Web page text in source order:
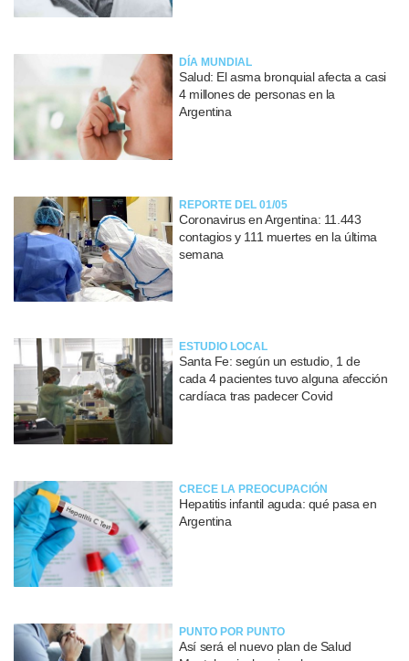
DÍA MUNDIAL
Salud: El asma bronquial afecta a casi
4 millones de personas en la
Argentina
REPORTE DEL 01/05
Coronavirus en Argentina: 11.443
contagios y 111 muertes en la última
semana
ESTUDIO LOCAL
Santa Fe: según un estudio, 1 de
cada 4 pacientes tuvo alguna afección
cardíaca tras padecer Covid
CRECE LA PREOCUPACIÓN
Hepatitis infantil aguda: qué pasa en
Argentina
PUNTO POR PUNTO
Así será el nuevo plan de Salud